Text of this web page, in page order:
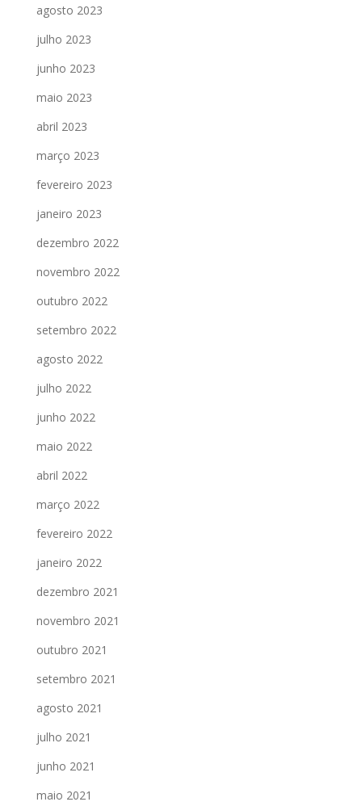
agosto 2023
julho 2023
junho 2023
maio 2023
abril 2023
março 2023
fevereiro 2023
janeiro 2023
dezembro 2022
novembro 2022
outubro 2022
setembro 2022
agosto 2022
julho 2022
junho 2022
maio 2022
abril 2022
março 2022
fevereiro 2022
janeiro 2022
dezembro 2021
novembro 2021
outubro 2021
setembro 2021
agosto 2021
julho 2021
junho 2021
maio 2021